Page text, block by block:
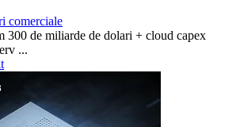
comerciale
300 de miliarde de dolari + cloud capex
...